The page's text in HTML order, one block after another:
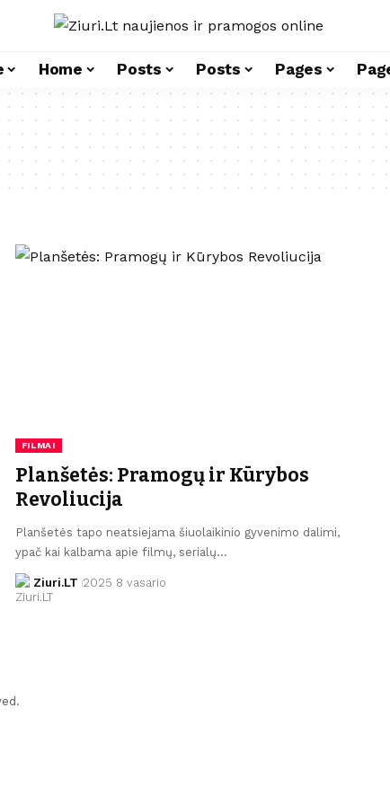
Home Posts Posts Pages
FILMAI
Planšetės: Pramogų ir Kūrybos
Revoliucija
Planšetės tapo neatsiejama šiuolaikinio gyvenimo dalimi,
ypač kai kalbama apie filmų, serialų…
Ziuri.LT 2025 8 vasario